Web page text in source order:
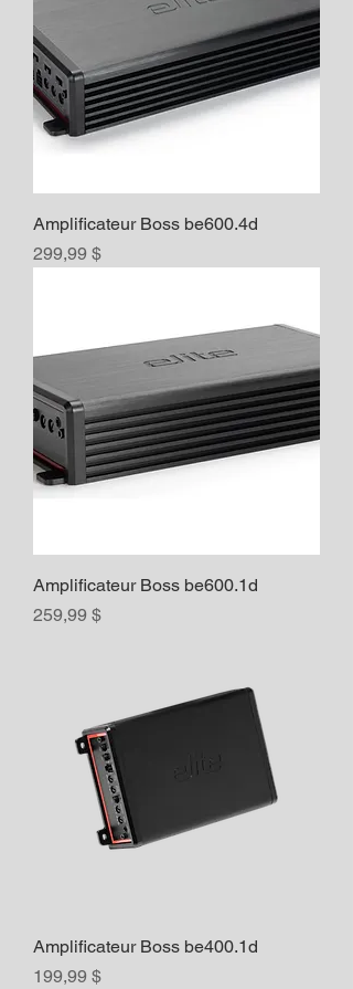
Amplificateur Boss be600.4d
Prix
299,99 $
Amplificateur Boss be600.1d
Prix
259,99 $
Amplificateur Boss be400.1d
Prix
199,99 $